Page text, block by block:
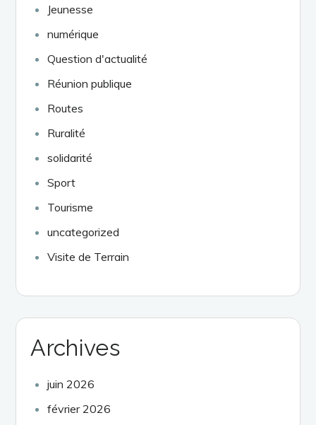
Jeunesse
numérique
Question d'actualité
Réunion publique
Routes
Ruralité
solidarité
Sport
Tourisme
uncategorized
Visite de Terrain
Archives
juin 2026
février 2026